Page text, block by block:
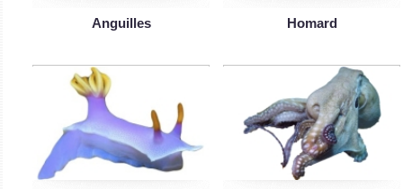
Anguilles Homard